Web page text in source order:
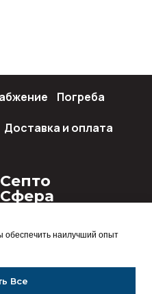
наилучший опыт
Все
Септо
Сфера
Погреба
Доставка и оплата